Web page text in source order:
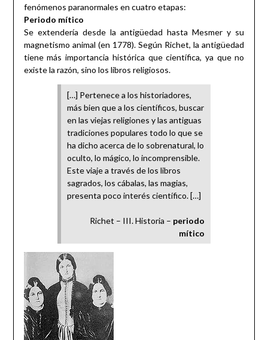
fenómenos paranormales en cuatro etapas:
Periodo mítico
Se extendería desde la antigüedad hasta Mesmer y su
magnetismo animal (en 1778). Según Richet, la antigüedad
tiene más importancia histórica que científica, ya que no
existe la razón, sino los libros religiosos.
[…] Pertenece a los historiadores,
más bien que a los científicos, buscar
en las viejas religiones y las antiguas
tradiciones populares todo lo que se
ha dicho acerca de lo sobrenatural, lo
oculto, lo mágico, lo incomprensible.
Este viaje a través de los libros
sagrados, los cábalas, las magias,
presenta poco interés científico. […]
Richet – III. Historia – periodo
mítico